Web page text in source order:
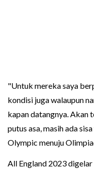
"Untuk mereka saya
kondisi juga walaupun
kapan datangnya. Akan
putus asa, masih ada
Olympic menuju
All England 2023